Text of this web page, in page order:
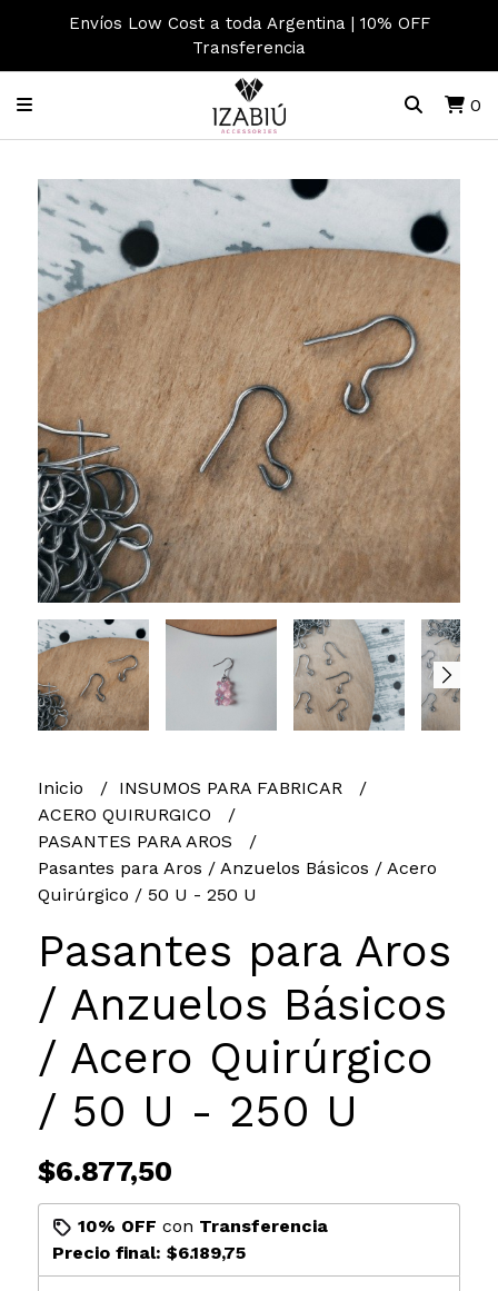
Envíos Low Cost a toda Argentina | 10% OFF
Transferencia
0
Inicio
INSUMOS PARA FABRICAR
ACERO QUIRURGICO
PASANTES PARA AROS
Pasantes para Aros / Anzuelos Básicos / Acero
Quirúrgico / 50 U - 250 U
Pasantes para Aros
/ Anzuelos Básicos
/ Acero Quirúrgico
/ 50 U - 250 U
$6.877,50
10% OFF con Transferencia
Precio final: $6.189,75